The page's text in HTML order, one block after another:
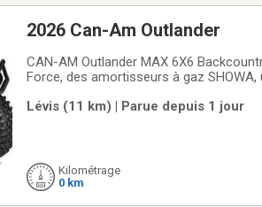
2026 Can-Am Outlander
CAN-AM Outlander MAX 6X6
Force, des amortisseurs à gaz
apporte de la puissance dans
Lévis (11 km) | Parue depuis 1 jour
Kilométrage
0 km